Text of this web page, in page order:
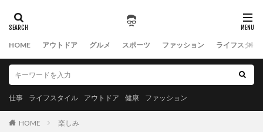
HOME アウトドア グルメ スポーツ ファッション ライフスタイ
仕事 ライフスタイル アウトドア 健康 ファッション
HOME 楽しみ